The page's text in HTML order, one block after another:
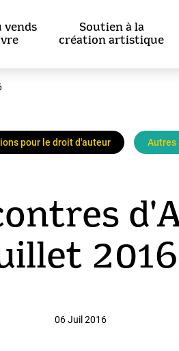
vends
Soutien à la
création artistique
pour le droit d'auteur Autres
2016
06 Juil 2016